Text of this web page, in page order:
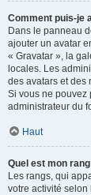
Comment puis-je
Dans le panneau
ajouter un avatar
« Gravatar », la
locales. Les
des avatars et des
Si vous ne pouvez
administrateur du
Haut
Quel est mon
Les rangs, qui
votre activité